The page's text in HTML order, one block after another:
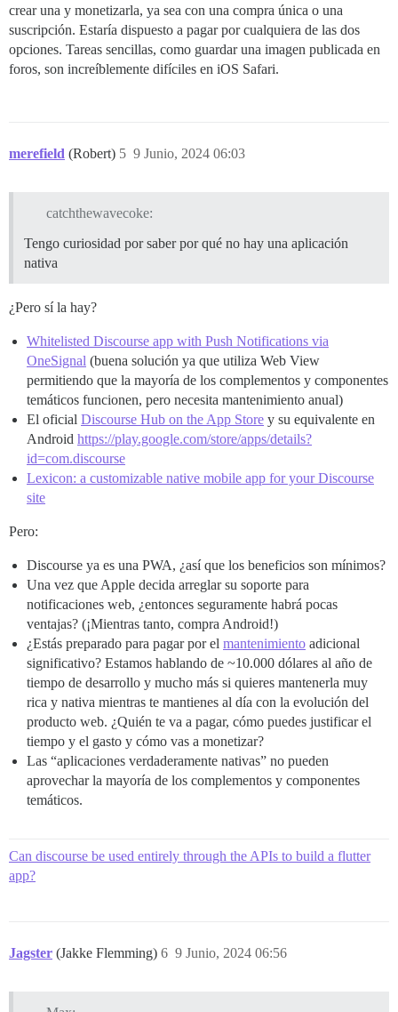
crear una y monetizarla, ya sea con una compra única o una
suscripción. Estaría dispuesto a pagar por cualquiera de las dos
opciones. Tareas sencillas, como guardar una imagen publicada en
foros, son increíblemente difíciles en iOS Safari.
merefield (Robert) 9 Junio, 2024 06:03
5
catchthewavecoke:
Tengo curiosidad por saber por qué no hay una aplicación
nativa
¿Pero sí la hay?
Whitelisted Discourse app with Push Notifications via
OneSignal (buena solución ya que utiliza Web View
permitiendo que la mayoría de los complementos y componentes
temáticos funcionen, pero necesita mantenimiento anual)
El oficial ‎Discourse Hub on the App Store y su equivalente en
Android https://play.google.com/store/apps/details?
id=com.discourse
Lexicon: a customizable native mobile app for your Discourse
site
Pero:
Discourse ya es una PWA, ¿así que los beneficios son mínimos?
Una vez que Apple decida arreglar su soporte para
notificaciones web, ¿entonces seguramente habrá pocas
ventajas? (¡Mientras tanto, compra Android!)
¿Estás preparado para pagar por el mantenimiento adicional
significativo? Estamos hablando de ~10.000 dólares al año de
tiempo de desarrollo y mucho más si quieres mantenerla muy
rica y nativa mientras te mantienes al día con la evolución del
producto web. ¿Quién te va a pagar, cómo puedes justificar el
tiempo y el gasto y cómo vas a monetizar?
Las “aplicaciones verdaderamente nativas” no pueden
aprovechar la mayoría de los complementos y componentes
temáticos.
Can discourse be used entirely through the APIs to build a flutter
app?
Jagster (Jakke Flemming) 9 Junio, 2024 06:56
6